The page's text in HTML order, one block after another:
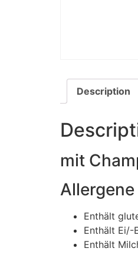
Description
mit
Allergene
Enthält
Enthält Ei/-
Enthält